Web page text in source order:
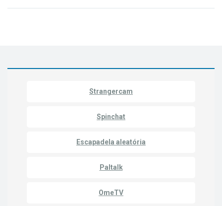
Strangercam
Spinchat
Escapadela aleatória
Paltalk
OmeTV